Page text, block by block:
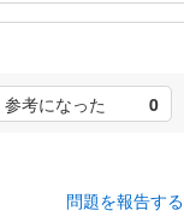
参考になった 0
問題を報告する